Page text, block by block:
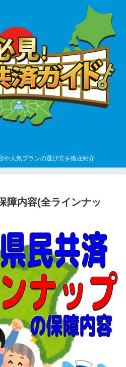
や人気プランの選び方を徹底紹介
障内容(全ラインナッ